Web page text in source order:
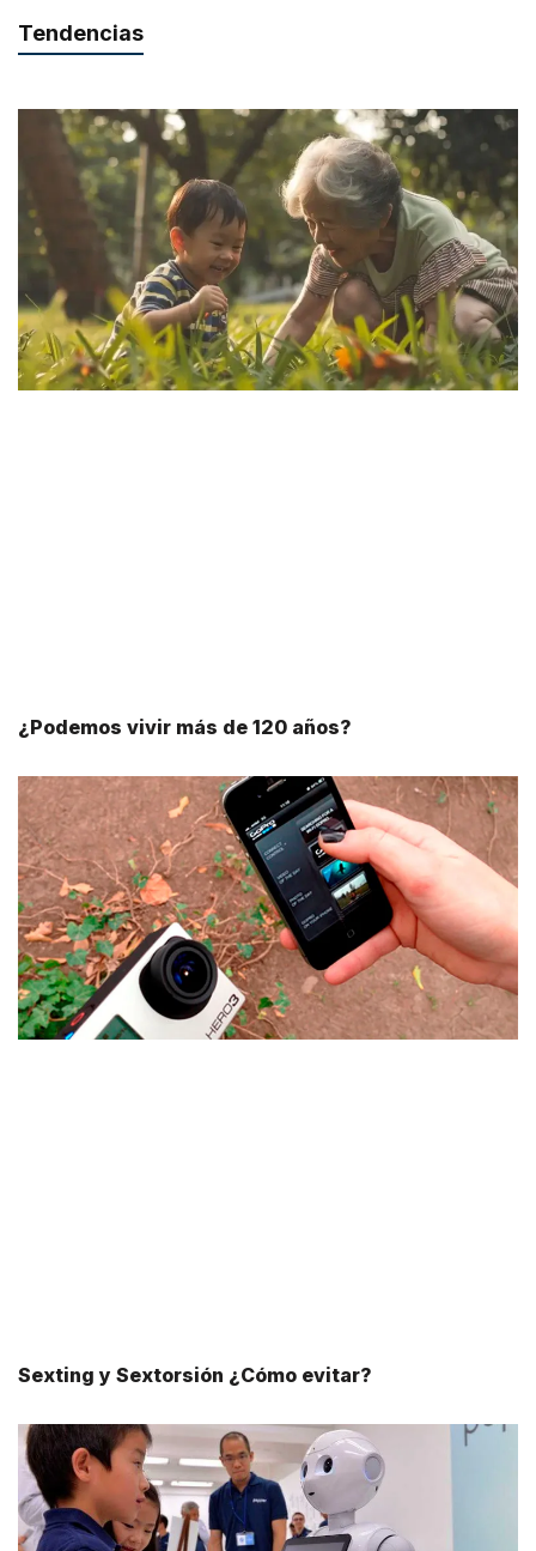
Tendencias
¿Podemos vivir más de 120 años?
Sexting y Sextorsión ¿Cómo evitar?